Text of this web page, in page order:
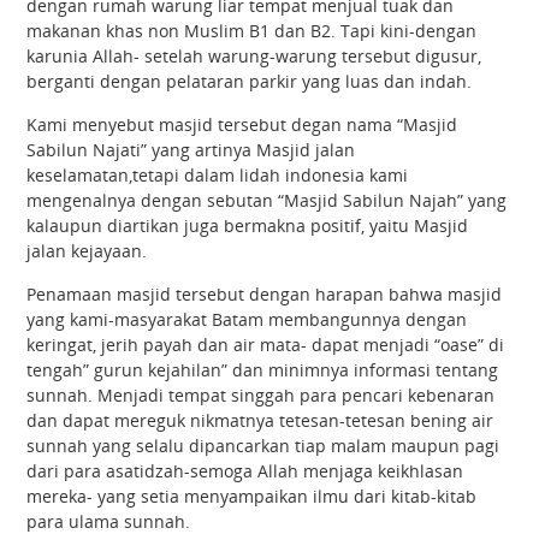
dengan rumah warung liar tempat menjual tuak dan
makanan khas non Muslim B1 dan B2. Tapi kini-dengan
karunia Allah- setelah warung-warung tersebut digusur,
berganti dengan pelataran parkir yang luas dan indah.
Kami menyebut masjid tersebut degan nama “Masjid
Sabilun Najati” yang artinya Masjid jalan
keselamatan,tetapi dalam lidah indonesia kami
mengenalnya dengan sebutan “Masjid Sabilun Najah” yang
kalaupun diartikan juga bermakna positif, yaitu Masjid
jalan kejayaan.
Penamaan masjid tersebut dengan harapan bahwa masjid
yang kami-masyarakat Batam membangunnya dengan
keringat, jerih payah dan air mata- dapat menjadi “oase” di
tengah” gurun kejahilan” dan minimnya informasi tentang
sunnah. Menjadi tempat singgah para pencari kebenaran
dan dapat mereguk nikmatnya tetesan-tetesan bening air
sunnah yang selalu dipancarkan tiap malam maupun pagi
dari para asatidzah-semoga Allah menjaga keikhlasan
mereka- yang setia menyampaikan ilmu dari kitab-kitab
para ulama sunnah.